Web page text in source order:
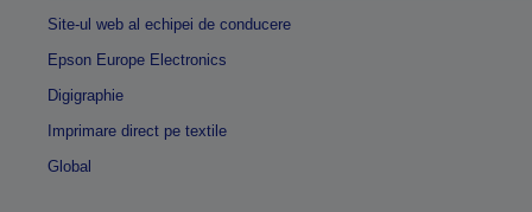
Site-ul web al echipei de conducere
Epson Europe Electronics
Digigraphie
Imprimare direct pe textile
Global